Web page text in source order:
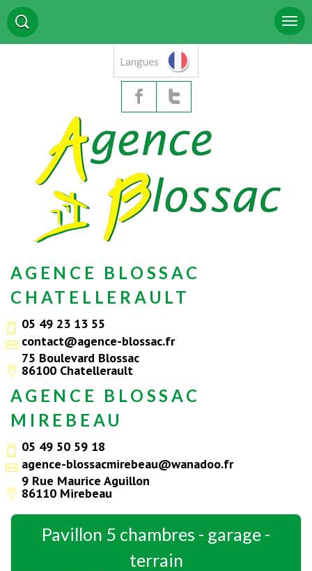
Langues
AGENCE BLOSSAC
CHATELLERAULT
05 49 23 13 55
contact@agence-blossac.fr
75 Boulevard Blossac
86100 Chatellerault
AGENCE BLOSSAC
MIREBEAU
05 49 50 59 18
agence-blossacmirebeau@wanadoo.fr
9 Rue Maurice Aguillon
86110 Mirebeau
pavillon 5 chambres - garage -
terrain